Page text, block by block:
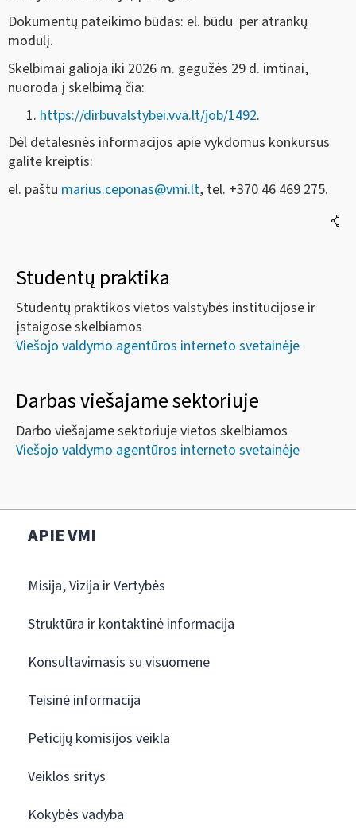
Dokumentų pateikimo būdas: el. būdu per atrankų
modulį.
Skelbimai galioja iki 2026 m. gegužės 29 d. imtinai,
nuoroda į skelbimą čia:
https://dirbuvalstybei.vva.lt/job/1492.
Dėl detalesnės informacijos apie vykdomus konkursus
galite kreiptis:
el. paštu marius.ceponas@vmi.lt, tel. +370 46 469 275.
Studentų praktika
Studentų praktikos vietos valstybės institucijose ir
įstaigose skelbiamos
Viešojo valdymo agentūros interneto svetainėje
Darbas viešajame sektoriuje
Darbo viešajame sektoriuje vietos skelbiamos
Viešojo valdymo agentūros interneto svetainėje
APIE VMI
Misija, Vizija ir Vertybės
Struktūra ir kontaktinė informacija
Konsultavimasis su visuomene
Teisinė informacija
Peticijų komisijos veikla
Veiklos sritys
Kokybės vadyba